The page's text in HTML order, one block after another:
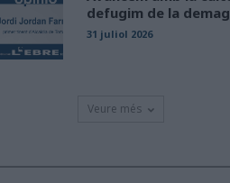
defugim de la
31 juliol 2026
Veure més